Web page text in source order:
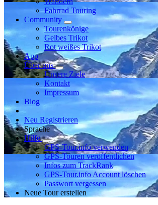
Fahrrad Touring
Community
Tourenkönige
Gelbes Trikot
Rot weißes Trikot
App
Über uns
Unsere Ziele
Kontakt
Impressum
Blog
Neu Registrieren
Sprache
Hilfe
GPS-Tour.info verwenden
GPS-Touren veröffentlichen
Infos zum TrackRank
GPS-Tour.info Account löschen
Passwort vergessen
Neue Tour erstellen